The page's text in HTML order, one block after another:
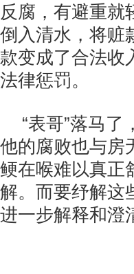
反腐，有避重就
倒入清水，将赃
款变成了合法收
法律惩罚。
“表哥”落马了
他的腐败也与房
鲠在喉难以真正
解。而要纾解这
进一步解释和澄